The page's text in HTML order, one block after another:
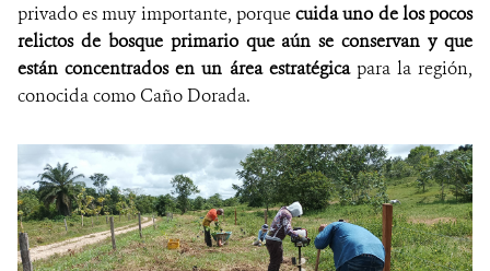
privado es muy importante, porquecuida uno de los pocos
relictos de bosque primario que aún se conservan y que
están concentrados en un área estratégicapara la región,
conocida como Caño Dorada.